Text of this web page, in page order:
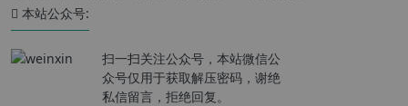
本站公众号:
扫一扫关注公众号，本站微信公
众号仅用于获取解压密码，谢绝
私信留言，拒绝回复。